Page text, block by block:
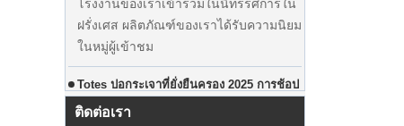
ฝรั่งเศส ผลิตภัณฑ์ของเราได้รับความนิยม
ในหมู่ผู้เข้าชม
Totes ปอกระเจาที่ยั่งยืนครอง 2025 การช้อป
ปิ้งวันหยุด ‌
กระเป๋าหิ้วปอกระเจาของเราเป็นสิ่งที่ไม่
ติดต่อเรา